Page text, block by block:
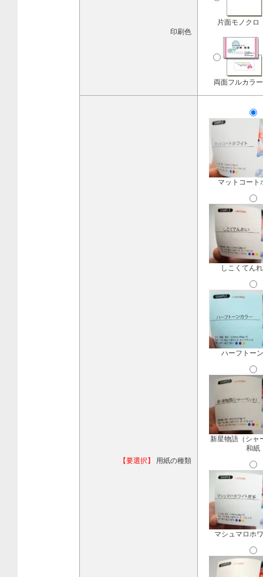
印刷色
片面モノクロ
両面フルカラー
【要選択】 用紙の種類
マットコート
しこくてん
ハーフトー
新星物語（シャ
和紙
マシュマロホ